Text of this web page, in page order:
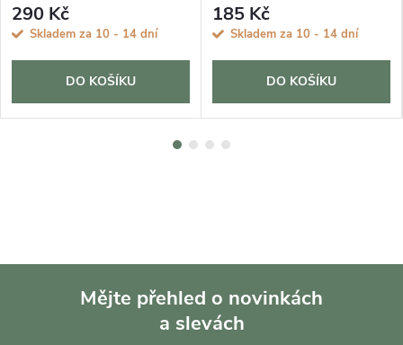
290 Kč
Skladem za 10 - 14 dní
DO KOŠÍKU
185 Kč
Skladem za 10 - 14 dní
DO KOŠÍKU
Mějte přehled o novinkách
a slevách